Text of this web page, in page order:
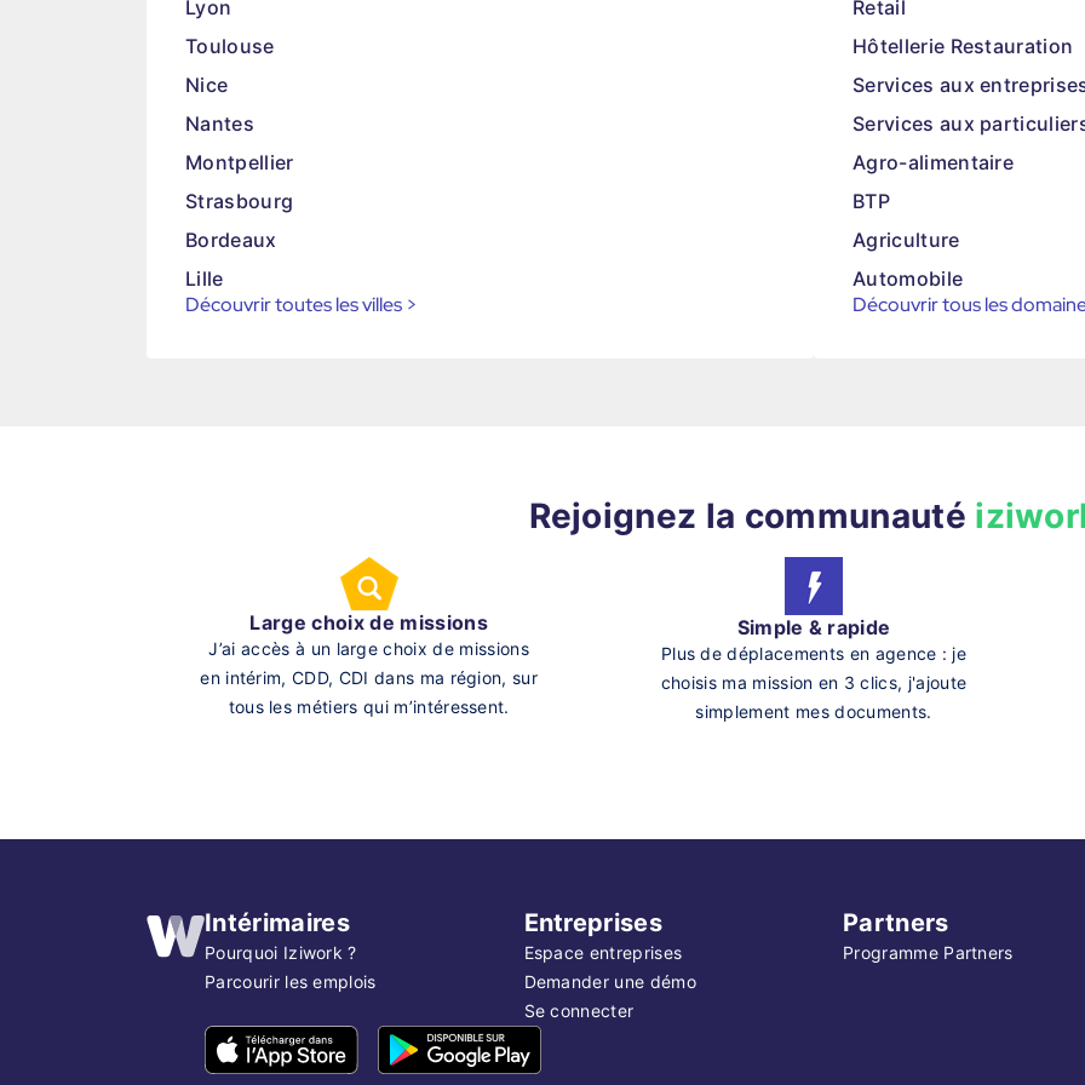
Lyon
Toulouse
Nice
Nantes
Montpellier
Strasbourg
Bordeaux
Lille
Découvrir toutes les villes >
Retail
Hôtellerie Restauration
Services aux
Services aux
Agro-alimentaire
BTP
Agriculture
Automobile
Découvrir tous les
Rejoignez la communauté
Large choix de missions
J’ai accès à un large choix de missions
en intérim, CDD, CDI dans ma région, sur
tous les métiers qui m’intéressent.
Simple & rapide
Plus de déplacements en agence : je
choisis ma mission en 3 clics, j'ajoute
simplement mes documents.
Intérimaires
Pourquoi Iziwork ?
Parcourir les emplois
Entreprises
Espace entreprises
Demander une démo
Se connecter
Partners
Programme Partners